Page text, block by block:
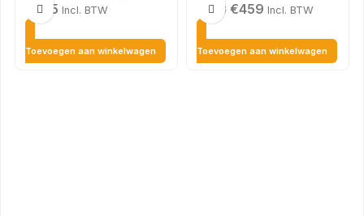
375 Incl. BTW
Toevoegen aan winkelwagen
598 €459 Incl. BTW
Toevoegen aan winkelwagen